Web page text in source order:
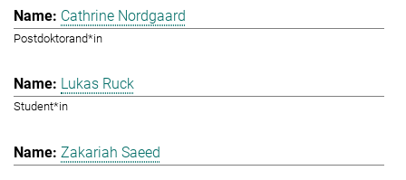
Cathrine Nordgaard
Postdoktorand*in
Lukas Ruck
Student*in
Zakariah Saeed